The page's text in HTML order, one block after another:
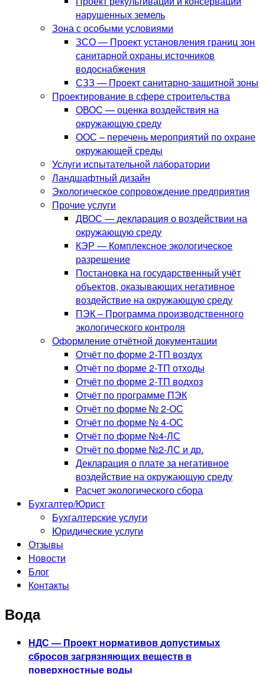
нарушенных земель
Зона с особыми условиями
ЗСО — Проект установления границ зон
санитарной охраны источников
водоснабжения
СЗЗ — Проект санитарно-защитной зоны
Проектирование в сфере строительства
ОВОС — оценка воздействия на
окружающую среду
ООС – перечень мероприятий по охране
окружающей среды
Услуги испытательной лаборатории
Ландшафтный дизайн
Экологическое сопровождение предприятия
Прочие услуги
ДВОС — декларация о воздействии на
окружающую среду
КЭР — Комплексное экологическое
разрешение
Постановка на государственный учёт
объектов, оказывающих негативное
воздействие на окружающую среду
ПЭК – Программа производственного
экологического контроля
Оформление отчётной документации
Отчёт по форме 2-ТП воздух
Отчёт по форме 2-ТП отходы
Отчёт по форме 2-ТП водхоз
Отчёт по программе ПЭК
Отчёт по форме № 2-ОС
Отчёт по форме № 4-ОС
Отчёт по форме №4-ЛС
Отчёт по форме №2-ЛС и др.
Декларация о плате за негативное
воздействие на окружающую среду
Расчет экологического сбора
Бухгалтер/Юрист
Бухгалтерские услуги
Юридические услуги
Отзывы
Новости
Блог
Контакты
Вода
НДС — Проект нормативов допустимых
сбросов загрязняющих веществ в
поверхностные воды